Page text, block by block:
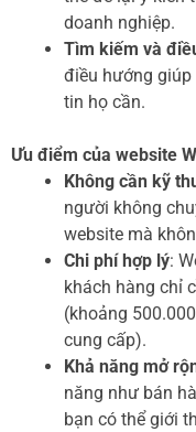
doanh nghiệp.
Tìm kiếm và
điều hướng
tin họ cần.
Ưu điểm của website
Không cần kỹ
người không
website mà
Chi phí hợp lý:
khách hàng chỉ
(khoảng
cung cấp).
Khả năng mở
năng như bán
bạn có thể giới